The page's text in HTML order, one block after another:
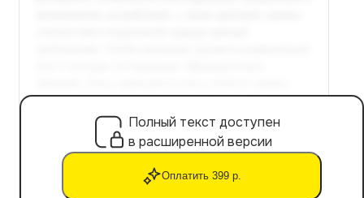
Полный текст доступен
в расширенной версии
Оплатить 399 р.